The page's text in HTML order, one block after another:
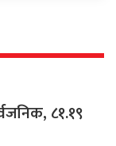
८१.१९